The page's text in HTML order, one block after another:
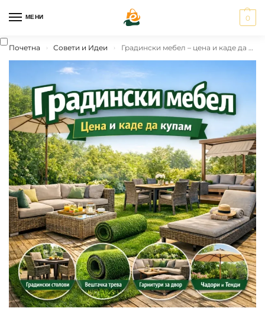
МЕНИ 0
Почетна › Совети и Идеи › Градински мебел – цена и каде да купам